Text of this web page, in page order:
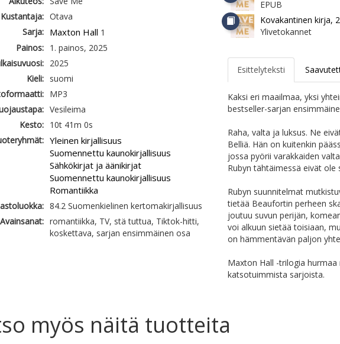
Kustantaja: Otava
Sarja:
Maxton Hall 1
Painos:
1. painos, 2025
2025
Kieli:
suomi
MP3
Vesileima
Kesto:
10t 41m 0s
Yleinen kirjallisuus
Suomennettu kaunokirjallisuus
Sähkökirjat ja äänikirjat
Suomennettu kaunokirjallisuus
Romantiikka
84.2 Suomenkielinen kertomakirjallisuus
Avainsanat: romantiikka, TV, stä tuttua, Tiktok-hitti,
koskettava, sarjan ensimmäinen osa
EPUB
Kovakantinen kirja,
Ylivetokannet
Esittelyteksti
Kaksi eri maailmaa, yksi
bestseller-sarjan
Raha, valta ja luksus. Ne
Belliä. Hän on kuitenkin
jossa pyörii varakkaiden
Rubyn tähtäimessä eivät
Rubyn suunnitelmat
tietää Beaufortin perheen
joutuu suvun perijän,
voi alkuun sietää toisiaan,
on hämmentävän paljon
Maxton Hall -trilogia
katsotuimmista sarjoista.
myös näitä tuotteita